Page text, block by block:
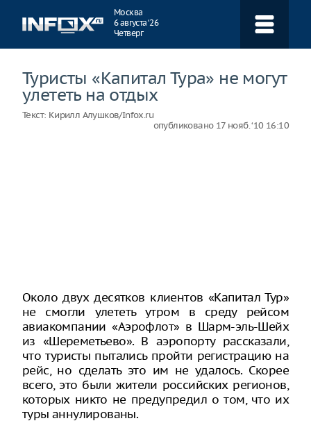
Москва
6 августа ‘26
Четверг
Туристы «Капитал Тура» не могут
улететь на отдых
Текст: Кирилл Алушков/Infox.ru
опубликовано 17 нояб. ‘10 16:10
Около двух десятков клиентов «Капитал Тур»
не смогли улететь утром в среду рейсом
авиакомпании «Аэрофлот» в Шарм-эль-Шейх
из «Шереметьево». В аэропорту рассказали,
что туристы пытались пройти регистрацию на
рейс, но сделать это им не удалось. Скорее
всего, это были жители российских регионов,
которых никто не предупредил о том, что их
туры аннулированы.